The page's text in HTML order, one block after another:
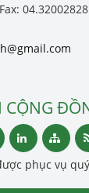
CỘNG
phục vụ